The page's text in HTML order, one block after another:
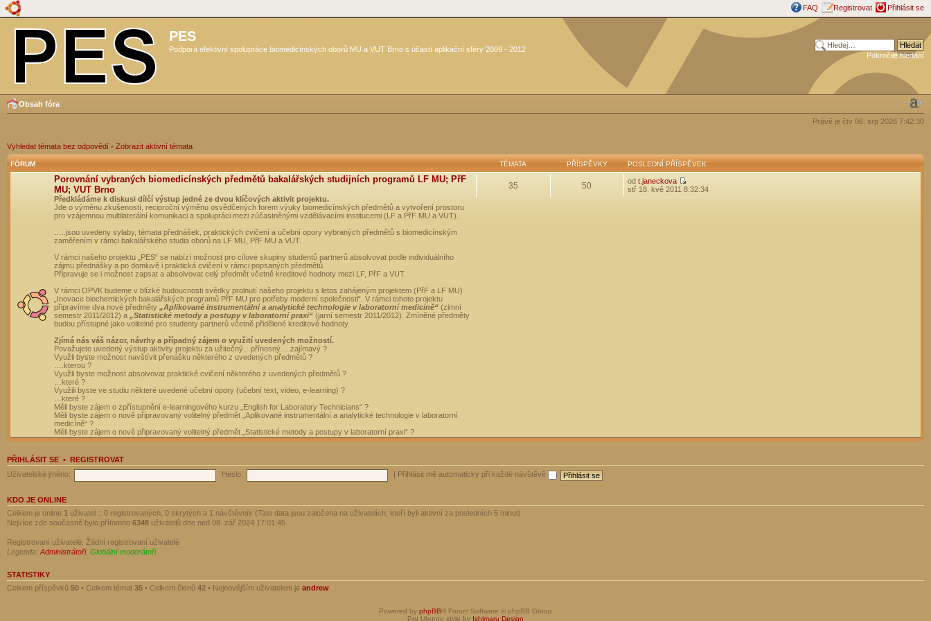
FAQ Registrovat Přihlásit se
PES
Podpora efektivní spolupráce biomedicínských oborů MU a VUT Brno s účastí aplikační sféry 2009 - 2012
Pokročilé hledání
Obsah fóra
Právě je čtv 06. srp 2026 7:42:30
Vyhledat témata bez odpovědí • Zobrazit aktivní témata
FÓRUM TÉMATA PŘÍSPĚVKY POSLEDNÍ PŘÍSPĚVEK
Porovnání vybraných biomedicínských předmětů bakalářských studijních programů LF MU; PřF
MU; VUT Brno
Předkládáme k diskusi dílčí výstup jedné ze dvou klíčových aktivit projektu.
Jde o výměnu zkušeností, reciproční výměnu osvědčených forem výuky biomedicínských předmětů a vytvoření prostoru
pro vzájemnou multilaterální komunikaci a spolupráci mezi zúčastněnými vzdělávacími institucemi (LF a PřF MU a VUT).
…..jsou uvedeny sylaby, témata přednášek, praktických cvičení a učební opory vybraných předmětů s biomedicínským
zaměřením v rámci bakalářského studia oborů na LF MU, PřF MU a VUT.
V rámci našeho projektu „PES“ se nabízí možnost pro cílové skupiny studentů partnerů absolvovat podle individuálního
zájmu přednášky a po domluvě i praktická cvičení v rámci popsaných předmětů.
Připravuje se i možnost zapsat a absolvovat celý předmět včetně kreditové hodnoty mezi LF, PřF a VUT.
V rámci OPVK budeme v blízké budoucnosti svědky prolnutí našeho projektu s letos zahájeným projektem (PřF a LF MU)
„Inovace biochemických bakalářských programů PřF MU pro potřeby moderní společnosti“. V rámci tohoto projektu
připravíme dva nové předměty „Aplikované instrumentální a analytické technologie v laboratorní medicíně“ (zimní
semestr 2011/2012) a „Statistické metody a postupy v laboratorní praxi“ (jarní semestr 2011/2012). Zmíněné předměty
budou přístupné jako volitelné pro studenty partnerů včetně přidělené kreditové hodnoty.
Zjímá nás váš názor, návrhy a případný zájem o využití uvedených možností.
Považujete uvedený výstup aktivity projektu za užitečný…přínosný….zajímavý ?
Využli byste možnost navštívit přenášku některého z uvedených předmětů ?
….kterou ?
Využli byste možnost absolvovat praktické cvičení některého z uvedených předmětů ?
…které ?
Využili byste ve studiu některé uvedené učební opory (učební text, video, e-learning) ?
…které ?
Měli byste zájem o zpřístupnění e-learningového kurzu „English for Laboratory Technicians“ ?
Měli byste zájem o nově připravovaný volitelný předmět „Aplikované instrumentální a analytické technologie v laboratorní
medicíně“ ?
Měli byste zájem o nově připravovaný volitelný předmět „Statistické metody a postupy v laboratorní praxi“ ?
35 50 od t.janeckova
stř 18. kvě 2011 8:32:34
PŘIHLÁSIT SE • REGISTROVAT
Uživatelské jméno:
Heslo: Přihlásit mě automaticky při každé návštěvě
KDO JE ONLINE
Celkem je online 1 uživatel :: 0 registrovaných, 0 skrytých a 1 návštěvník (Tato data jsou založena na uživatelích, kteří byli aktivní za posledních 5 minut)
Nejvíce zde současně bylo přítomno 6348 uživatelů dne ned 08. zář 2024 17:01:45
Registrovaní uživatelé: Žádní registrovaní uživatelé
Legenda: Administrátoři, Globální moderátoři
STATISTIKY
Celkem příspěvků 50 • Celkem témat 35 • Celkem členů 42 • Nejnovějším uživatelem je andrew
Powered by phpBB® Forum Software © phpBB Group
Pro Ubuntu style by Ishimaru Design